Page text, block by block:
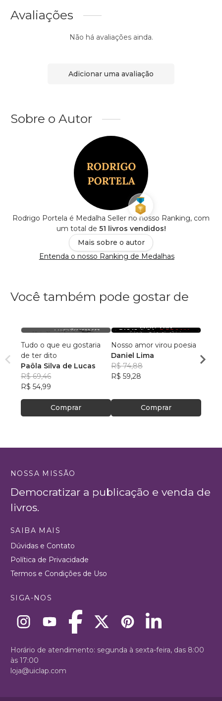
Avaliações
Não há avaliações ainda.
Adicionar uma avaliação
Sobre o Autor
Rodrigo Portela é Medalha Seller no nosso Ranking, com
um total de 51 livros vendidos!
Mais sobre o autor
Entenda o nosso Ranking de Medalhas
Você também pode gostar de
Tudo o que eu gostaria
de ter dito
Paôla Silva de Lucas
R$ 69,46
R$ 54,99
Comprar
Nosso amor virou poesia
Daniel Lima
R$ 74,88
R$ 59,28
Comprar
não
Carla
NOSSA MISSÃO
Democratizar a publicação e venda de
livros.
SAIBA MAIS
Dúvidas e Contato
Política de Privacidade
Termos e Condições de Uso
SIGA-NOS
Horário de atendimento: segunda à sexta-feira, das 8:00
às 17:00
loja@uiclap.com